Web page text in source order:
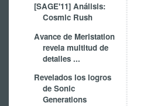
[SAGE'11] Análisis:
Cosmic Rush
Avance de Meristation
revela multitud de
detalles ...
Revelados los logros
de Sonic
Generations